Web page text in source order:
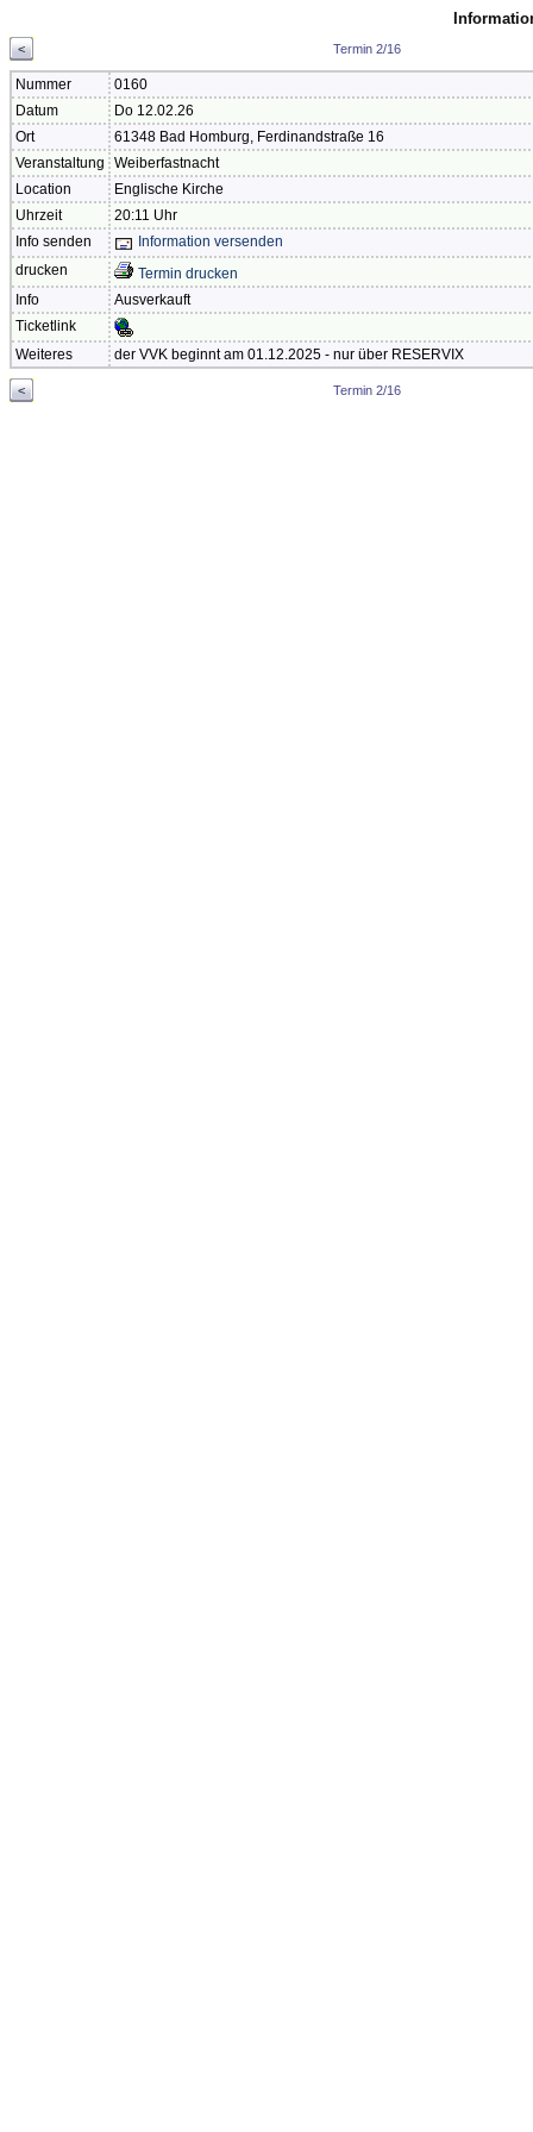
< Termin 2/16
Nummer
0160
Datum
Do 12.02.26
Ort
61348 Bad Homburg, Ferdinandstraße 16
Veranstaltung
Weiberfastnacht
Location
Englische Kirche
Uhrzeit
20:11 Uhr
Info senden
Information versenden
drucken
Termin drucken
Info
Ausverkauft
Ticketlink
Weiteres
der VVK beginnt am 01.12.2025 - nur über RESERVIX
< Termin 2/16